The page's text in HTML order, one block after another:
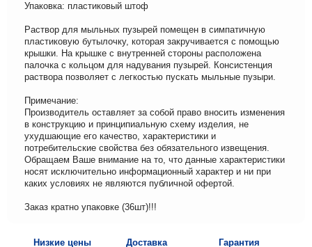
Упаковка: пластиковый штоф
Раствор для мыльных пузырей помещен в симпатичную
пластиковую бутылочку, которая закручивается с помощью
крышки. На крышке с внутренней стороны расположена
палочка с кольцом для надувания пузырей. Консистенция
раствора позволяет с легкостью пускать мыльные пузыри.
Примечание:
Производитель оставляет за собой право вносить изменения
в конструкцию и принципиальную схему изделия, не
ухудшающие его качество, характеристики и
потребительские свойства без обязательного извещения.
Обращаем Ваше внимание на то, что данные характеристики
носят исключительно информационный характер и ни при
каких условиях не являются публичной офертой.
Заказ кратно упаковке (36шт)!!!
Низкие цены
Доставка
Гарантия